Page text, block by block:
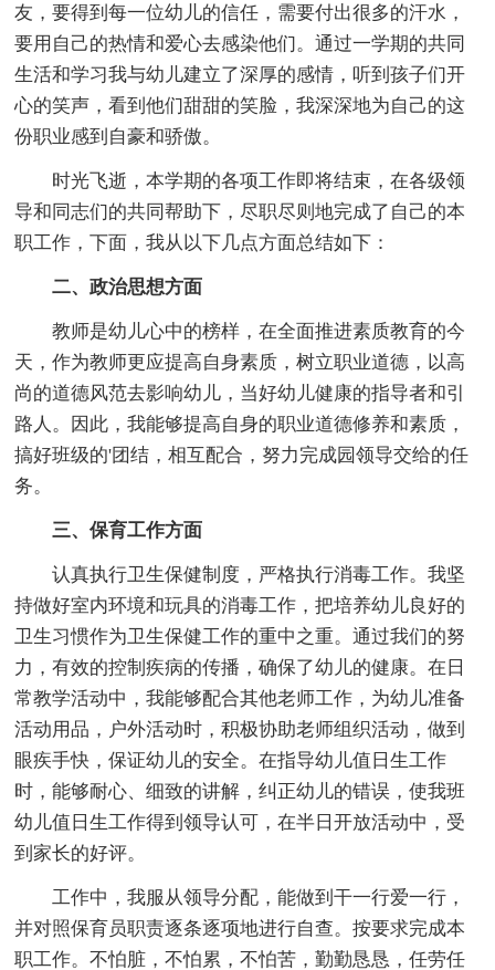
友，要得到每一位幼儿的信任，需要付出很多的汗水，
要用自己的热情和爱心去感染他们。通过一学期的共同
生活和学习我与幼儿建立了深厚的感情，听到孩子们开
心的笑声，看到他们甜甜的笑脸，我深深地为自己的这
份职业感到自豪和骄傲。
时光飞逝，本学期的各项工作即将结束，在各级领
导和同志们的共同帮助下，尽职尽则地完成了自己的本
职工作，下面，我从以下几点方面总结如下：
二、政治思想方面
教师是幼儿心中的榜样，在全面推进素质教育的今
天，作为教师更应提高自身素质，树立职业道德，以高
尚的道德风范去影响幼儿，当好幼儿健康的指导者和引
路人。因此，我能够提高自身的职业道德修养和素质，
搞好班级的'团结，相互配合，努力完成园领导交给的任
务。
三、保育工作方面
认真执行卫生保健制度，严格执行消毒工作。我坚
持做好室内环境和玩具的消毒工作，把培养幼儿良好的
卫生习惯作为卫生保健工作的重中之重。通过我们的努
力，有效的控制疾病的传播，确保了幼儿的健康。在日
常教学活动中，我能够配合其他老师工作，为幼儿准备
活动用品，户外活动时，积极协助老师组织活动，做到
眼疾手快，保证幼儿的安全。在指导幼儿值日生工作
时，能够耐心、细致的讲解，纠正幼儿的错误，使我班
幼儿值日生工作得到领导认可，在半日开放活动中，受
到家长的好评。
工作中，我服从领导分配，能做到干一行爱一行，
并对照保育员职责逐条逐项地进行自查。按要求完成本
职工作。不怕脏，不怕累，不怕苦，勤勤恳恳，任劳任